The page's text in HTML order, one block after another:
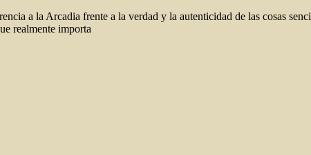
a la Arcadia frente a la verdad y la autenticidad de las cosas
realmente importa